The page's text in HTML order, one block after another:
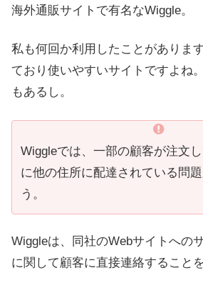
海外通販サイトで有名なWiggle。
私も何回か利用したことがありま
ており使いやすいサイトですよね
もあるし。
Wiggleでは、一部の顧客が注文
に他の住所に配達されている問
う。
Wiggleは、同社のWebサイトへの
に関して顧客に直接連絡すること